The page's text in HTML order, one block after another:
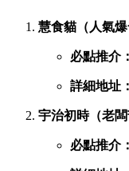
慧食貓（人氣爆
必點推介：
詳細地址：
宇治初時（老闆
必點推介：